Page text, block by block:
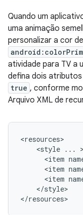
Quando um
uma animação
personalizar a cor
atividade para TV a
defina dois
true , conforme
Arquivo XML de
<style ...
<item
<item
<item
</style>
</resources>